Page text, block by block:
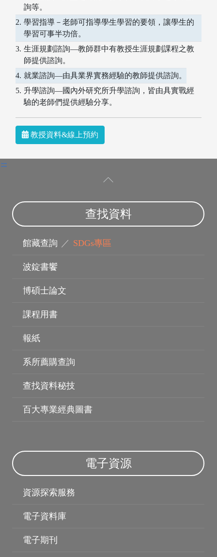
電子資料庫
詢等。
學習指導－老師可指導學生學習的要領，讓學生的
學習可事半功倍。
生涯規劃諮詢—教師群中有教授生涯規劃課程之教
師提供諮詢。
就業諮詢—由具業界實務經驗的教師提供諮詢。
升學諮詢—國內外研究所升學諮詢，皆由具實戰經
驗的老師們提供經驗分享。
教授資料&線上預約
:::
查找資料
館藏查詢 ／ SDGs專區
波錠書饗
博碩士論文
課程用書
報紙
系所薦購查詢
查找資料秘技
百大專業經典圖書
電子資源
資源探索服務
電子資料庫
電子期刊